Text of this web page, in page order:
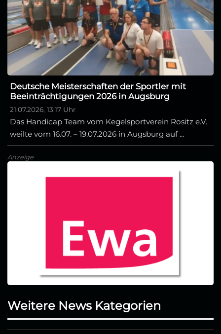
Deutsche Meisterschaften der Sportler mit
Beeinträchtigungen 2026 in Augsburg
21.07.2026, 13:17 Uhr
Das Handicap Team vom Kegelsportverein Rositz e.V.
weilte vom 16.07. – 19.07.2026 in Augsburg auf ...
Anzeige
Weitere News Kategorien